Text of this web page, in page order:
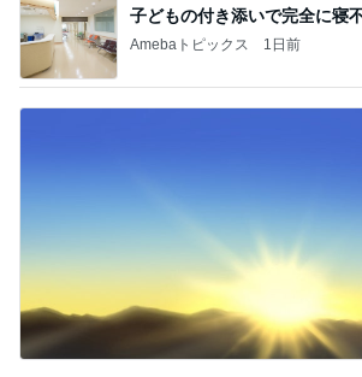
子どもの付き添いで完全に寝
Amebaトピックス 1日前